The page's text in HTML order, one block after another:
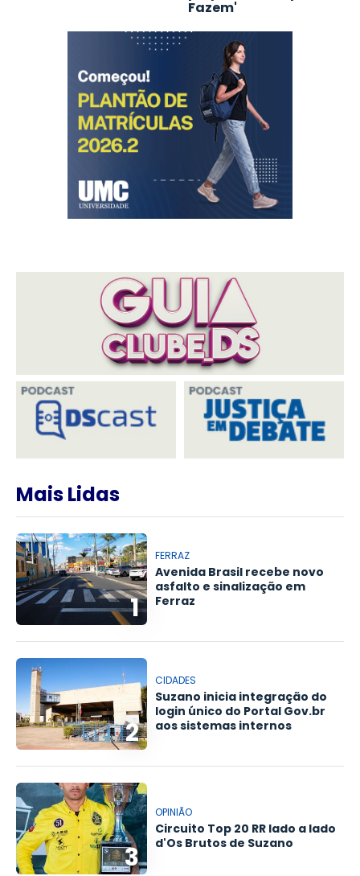
Fazem'
Mais Lidas
1
FERRAZ
Avenida Brasil recebe novo
asfalto e sinalização em
Ferraz
2
CIDADES
Suzano inicia integração do
login único do Portal Gov.br
aos sistemas internos
3
OPINIÃO
Circuito Top 20 RR lado a lado
d'Os Brutos de Suzano